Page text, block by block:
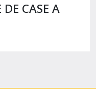
CASE A